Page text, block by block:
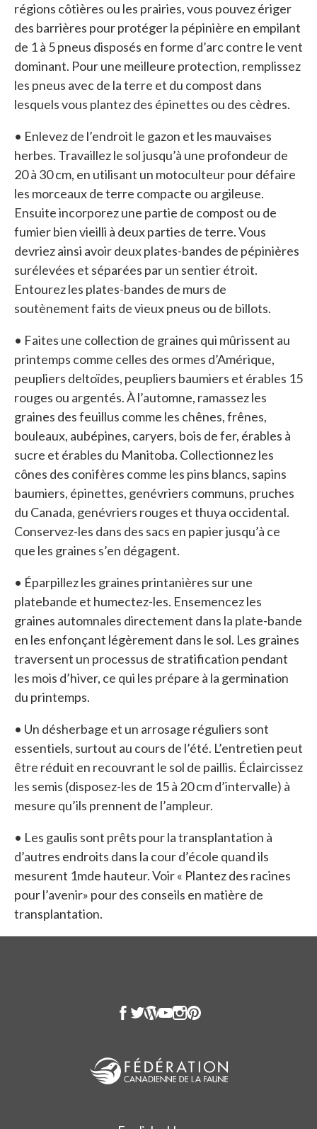
régions côtières ou les prairies, vous pouvez ériger
des barrières pour protéger la pépinière en empilant
de 1 à 5 pneus disposés en forme d’arc contre le vent
dominant. Pour une meilleure protection, remplissez
les pneus avec de la terre et du compost dans
lesquels vous plantez des épinettes ou des cèdres.
• Enlevez de l’endroit le gazon et les mauvaises
herbes. Travaillez le sol jusqu’à une profondeur de
20 à 30 cm, en utilisant un motoculteur pour défaire
les morceaux de terre compacte ou argileuse.
Ensuite incorporez une partie de compost ou de
fumier bien vieilli à deux parties de terre. Vous
devriez ainsi avoir deux plates-bandes de pépinières
surélevées et séparées par un sentier étroit.
Entourez les plates-bandes de murs de
soutènement faits de vieux pneus ou de billots.
• Faites une collection de graines qui mûrissent au
printemps comme celles des ormes d’Amérique,
peupliers deltoïdes, peupliers baumiers et érables 15
rouges ou argentés. À l’automne, ramassez les
graines des feuillus comme les chênes, frênes,
bouleaux, aubépines, caryers, bois de fer, érables à
sucre et érables du Manitoba. Collectionnez les
cônes des conifères comme les pins blancs, sapins
baumiers, épinettes, genévriers communs, pruches
du Canada, genévriers rouges et thuya occidental.
Conservez-les dans des sacs en papier jusqu’à ce
que les graines s’en dégagent.
• Éparpillez les graines printanières sur une
platebande et humectez-les. Ensemencez les
graines automnales directement dans la plate-bande
en les enfonçant légèrement dans le sol. Les graines
traversent un processus de stratification pendant
les mois d’hiver, ce qui les prépare à la germination
du printemps.
• Un désherbage et un arrosage réguliers sont
essentiels, surtout au cours de l’été. L’entretien peut
être réduit en recouvrant le sol de paillis. Éclaircissez
les semis (disposez-les de 15 à 20 cm d’intervalle) à
mesure qu’ils prennent de l’ampleur.
• Les gaulis sont prêts pour la transplantation à
d’autres endroits dans la cour d’école quand ils
mesurent 1mde hauteur. Voir « Plantez des racines
pour l’avenir» pour des conseils en matière de
transplantation.